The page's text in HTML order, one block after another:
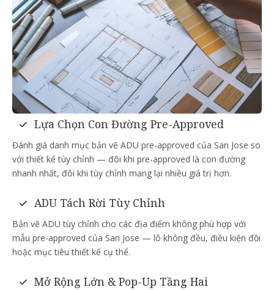
Lựa Chọn Con Đường Pre-Approved
Đánh giá danh mục bản vẽ ADU pre-approved của San Jose so
với thiết kế tùy chỉnh — đôi khi pre-approved là con đường
nhanh nhất, đôi khi tùy chỉnh mang lại nhiều giá trị hơn.
ADU Tách Rời Tùy Chỉnh
Bản vẽ ADU tùy chỉnh cho các địa điểm không phù hợp với
mẫu pre-approved của San Jose — lô không đều, điều kiện đồi
hoặc mục tiêu thiết kế cụ thể.
Mở Rộng Lớn & Pop-Up Tầng Hai